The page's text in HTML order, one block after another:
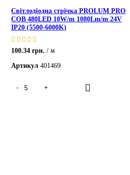
Світлодіодна стрічка PROLUM PRO
COB 480LED 10W/m 1080Lm/m 24V
IP20 (5500-6000K)
100.34 грн.
м
Артикул 401469